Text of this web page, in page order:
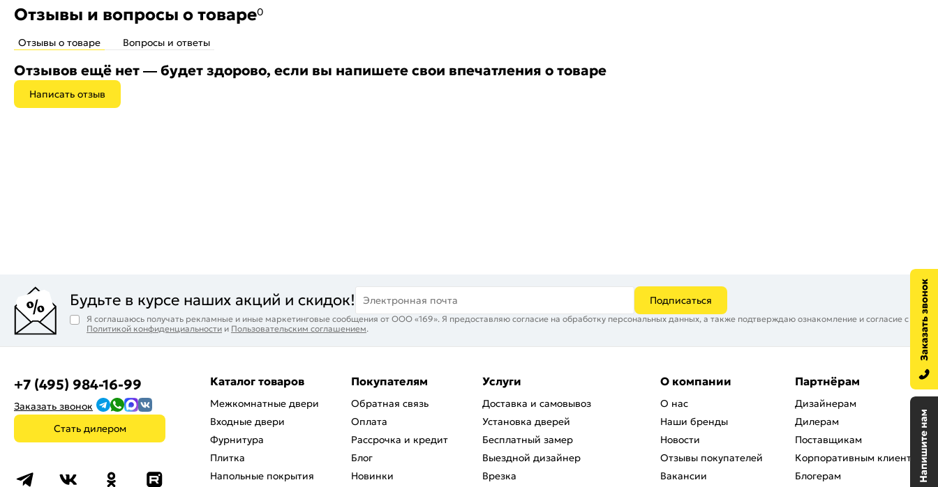
Отзывы и вопросы о товаре0
Отзывы о товаре Вопросы и ответы
Отзывов ещё нет — будет здорово, если вы напишете свои впечатления о товаре
Написать отзыв
Будьте в курсе наших акций и скидок! Электронная почта Подписаться
Я соглашаюсь получать рекламные и иные маркетинговые сообщения от ООО «169». Я предоставляю согласие на обработку персональных данных, а также подтверждаю ознакомление и согласие с
Политикой конфиденциальности и Пользовательским соглашением.
+7 (495) 984-16-99
Заказать звонок
Стать дилером
Каталог товаров
Межкомнатные двери
Входные двери
Фурнитура
Плитка
Напольные покрытия
Покупателям
Обратная связь
Оплата
Рассрочка и кредит
Блог
Новинки
Услуги
Доставка и самовывоз
Установка дверей
Бесплатный замер
Выездной дизайнер
Врезка
О компании
О нас
Наши бренды
Новости
Отзывы покупателей
Вакансии
Партнёрам
Дизайнерам
Дилерам
Поставщикам
Корпоративным клиентам
Блогерам